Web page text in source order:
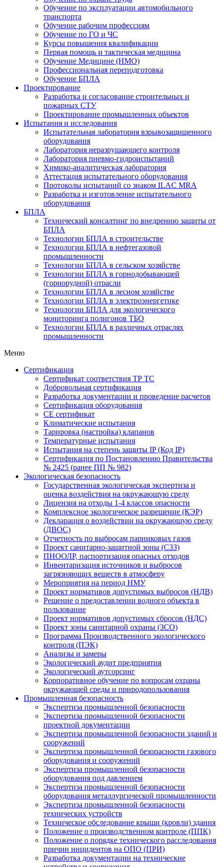
Обучение по эксплуатации автомобильного
транспорта
Обучение рабочим профессиям
Обучение по ГО и ЧС
Курсы повышения квалификации
Первая помощь и тактическая медицина
Обучение Медицине (НМО)
Профессиональная переподготовка
Обучение БПЛА
Проектирование
Разработка и согласование строительных и
пожарных СТУ
Проектирование промышленных объектов
Испытания и исследования
Испытательная лаборатория взрывозащищенного
оборудования
Лаборатория неразрушающего контроля
Лаборатория пневмо-гидроиспытаний
Химико-аналитическая лаборатория
Аттестация испытательного оборудования
Протоколы испытаний со знаком ILAC MRA
Разработка и изготовление испытательного
оборудования
БПЛА
Технический консалтинг по внедрению защиты от
БПЛА
Технологии БПЛА в строительстве
Технологии БПЛА в нефтегазовой
промышленности
Технологии БПЛА в сельском хозяйстве
Технологии БПЛА в горнодобывающей
(горнорудной) отрасли
Технологии БПЛА в лесном хозяйстве
Технологии БПЛА в электроэнергетике
Технологии БПЛА для экологического
мониторинга полигонов ТБО
Технологии БПЛА в различных отраслях
промышленности
Меню
Сертификация
Cертификат соответствия ТР ТС
Добровольная сертификация
Разработка документации и проведение расчетов
Сертификация оборудования
CE cертификат
Климатические испытания
Тарировка (настройка) клапанов
Температурные испытания
Испытания на степень защиты IP (Код IP)
Сертификация по Постановлению Правительства
№ 2425 (ранее ПП № 982)
Экологическая безопасность
Государственная экологическая экспертиза и
оценка воздействия на окружающую среду
Лицензия на отходы 1-4 классов опасности
Комплексное экологическое разрешение (КЭР)
Декларация о воздействии на окружающую среду
(ДВОС)
Отчетность по выбросам парниковых газов
Проект санитарно-защитной зоны (СЗЗ)
ПНООЛР, паспортизация опасных отходов
Инвентаризация источников и выбросов
загрязняющих веществ в атмосферу
Мероприятия на период НМУ
Проект нормативов допустимых выбросов (НДВ)
Решение о предоставлении водного объекта в
пользование
Проект нормативов допустимых сбросов (НДС)
Проект зоны санитарной охраны (ЗСО)
Программа Производственного экологического
контроля (ПЭК)
Анализы и замеры
Экологический аудит предприятия
Экологический аутсорсинг
Корпоративное обучение по вопросам охраны
окружающей среды и природопользования
Промышленная безопасность
Экспертиза промышленной безопасности
Экспертиза промышленной безопасности
проектной документации
Экспертиза промышленной безопасности зданий и
сооружений
Экспертиза промышленной безопасности газового
оборудования и сооружений
Экспертиза промышленной безопасности
оборудования под давлением
Экспертиза промышленной безопасности
оборудования металлургической промышленности
Экспертиза промышленной безопасности
технических устройств
Техническое обследование крыши (кровли) здания
Положение о производственном контроле (ППК)
Положение о порядке технического расследования
причин инцидентов на ОПО (ПРИ)
Разработка документации на технические